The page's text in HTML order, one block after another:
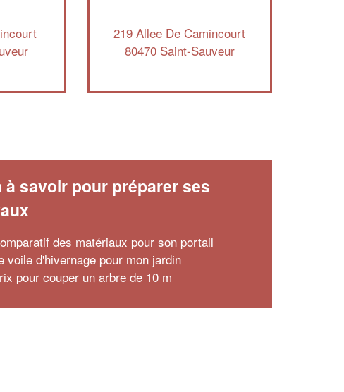
219 Allee De Camincourt
80470 Saint-Sauveur
à savoir pour préparer ses
des matériaux pour son portail
voile d'hivernage pour mon jardin
pour couper un arbre de 10 m